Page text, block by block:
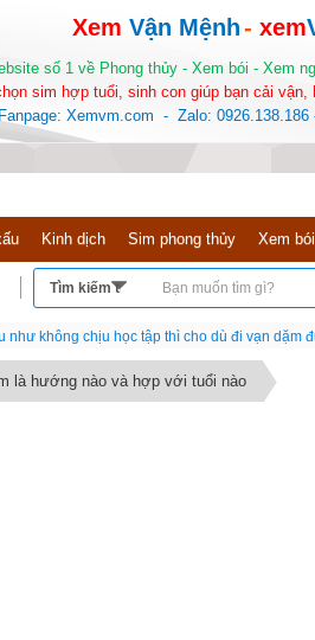
Xem Vận Mệnh- xem
số 1 về Phong thủy - Xem bói - Xem
sim hợp tuổi, sinh con giúp bạn cải
Fanpage: Xemvm.com - Zalo: 0926.138.186
Kinh dịch Sim phong thủy Xem
như không chịu học tập thì cho dù đi vạn dặm
là hướng nào và hợp với tuổi nào